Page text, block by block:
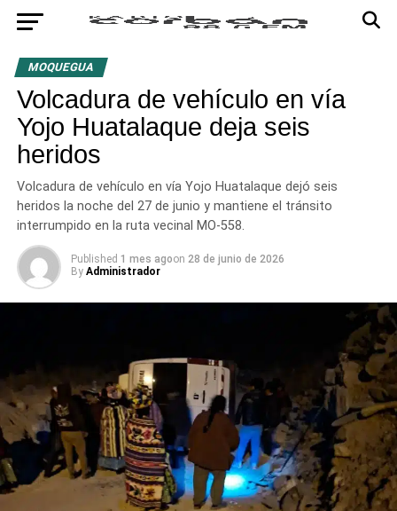
MOQUEGUA
Volcadura de vehículo en vía
Yojo Huatalaque deja seis
heridos
Volcadura de vehículo en vía Yojo Huatalaque dejó seis
heridos la noche del 27 de junio y mantiene el tránsito
interrumpido en la ruta vecinal MO-558.
Published 1 mes agoon 28 de junio de 2026
By Administrador